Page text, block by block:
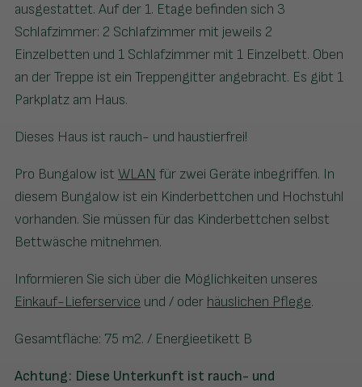
ausgestattet. Auf der 1. Etage befinden sich 3
Schlafzimmer: 2 Schlafzimmer mit jeweils 2
Einzelbetten und 1 Schlafzimmer mit 1 Einzelbett. Oben
an der Treppe ist ein Treppengitter angebracht. Es gibt 1
Parkplatz am Haus.
Dieses Haus ist rauch- und haustierfrei!
Pro Bungalow ist WLAN für zwei Geräte inbegriffen. In
diesem Bungalow ist ein Kinderbettchen und Hochstuhl
vorhanden. Sie müssen für das Kinderbettchen selbst
Bettwäsche mitnehmen.
Informieren Sie sich über die Möglichkeiten unseres
Einkauf-Lieferservice und / oder häuslichen Pflege.
Gesamtfläche: 75 m2. / Energieetikett B
Achtung: Diese Unterkunft ist rauch- und